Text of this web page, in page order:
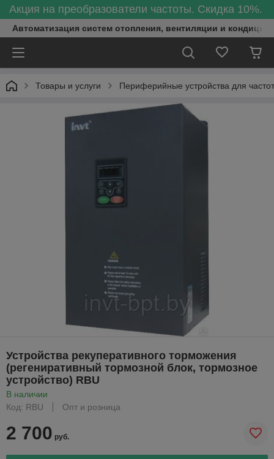
Акция на преобразователи частоты. Скидка 10%.
Автоматизация систем отопления, вентиляции и
Товары и услуги Периферийные устройства для
Устройства рекуперативного торможения
(регениративный тормозной блок, тормозное
устройство) RBU
В наличии
Код: RBU
Опт и розница
2 700 руб.